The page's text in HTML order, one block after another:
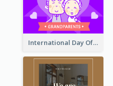
International Day Of Grandparents Facebook Post